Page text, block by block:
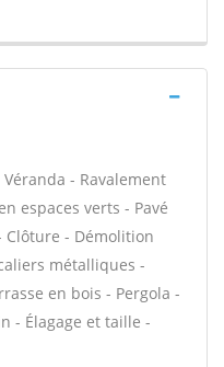
- Ravalement
espaces verts - Pavé
- Démolition
métalliques -
en bois - Pergola -
- Élagage et taille -